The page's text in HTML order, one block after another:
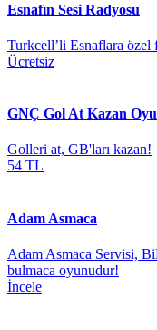
Esnafın Sesi Radyosu
​Turkcell’li Esnaflara özel
Ücretsiz
GNÇ Gol At Kazan
Golleri at, GB'ları kazan!
54 TL
Adam Asmaca
Adam Asmaca Servisi,
bulmaca oyunudur!
İncele